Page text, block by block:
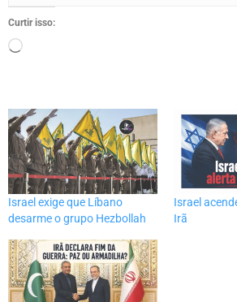
Curtir isso:
Israel exige que Líbano
desarme o grupo Hezbollah
Israel
Irã